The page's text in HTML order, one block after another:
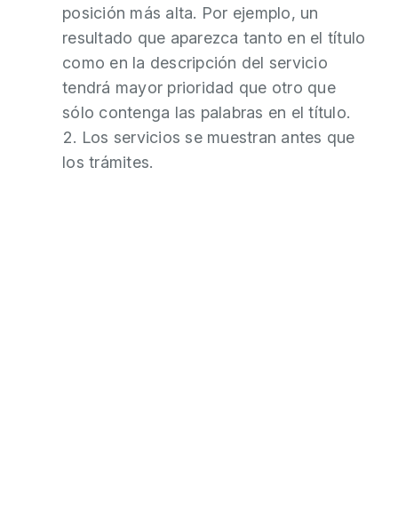
posición más alta. Por ejemplo, un
resultado que aparezca tanto en el título
como en la descripción del servicio
tendrá mayor prioridad que otro que
sólo contenga las palabras en el título.
Los servicios se muestran antes que
los trámites.